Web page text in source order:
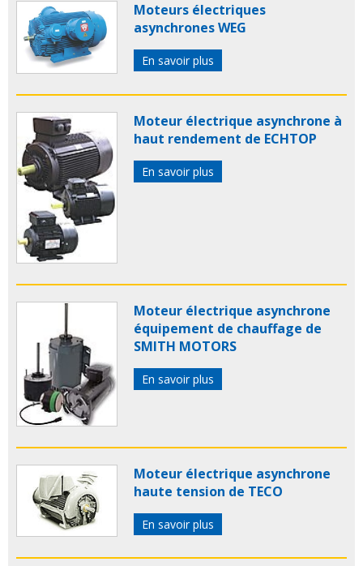
Moteurs électriques
asynchrones WEG
En savoir plus
Moteur électrique asynchrone à
haut rendement de ECHTOP
En savoir plus
Moteur électrique asynchrone
équipement de chauffage de
SMITH MOTORS
En savoir plus
Moteur électrique asynchrone
haute tension de TECO
En savoir plus